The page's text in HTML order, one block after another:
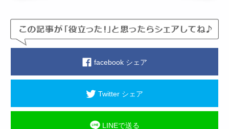
facebook シェア
Twitter シェア
LINEで送る